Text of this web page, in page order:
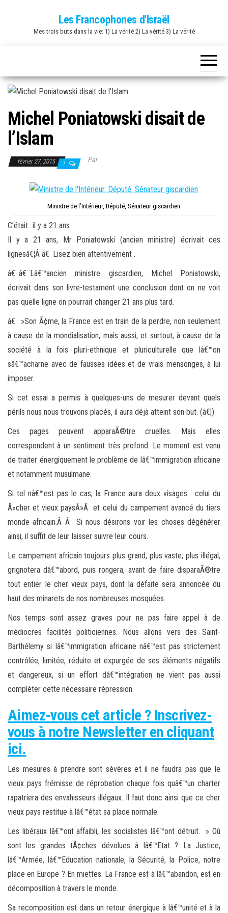
Les Francophones d'Israël
Mes trois buts dans la vie: 1) La vérité 2) La vérité 3) La vérité
Michel Poniatowski disait de
l’Islam
février 27, 2015 1 Par
Ministre de l’Intérieur, Député, Sénateur giscardien
C’était…il y a 21 ans
Il y a 21 ans, Mr Poniatowski (ancien ministre) écrivait ces
lignesâ€¦Â â€¨Lisez bien attentivement .
â€¨â€¨Lâ€™ancien ministre giscardien, Michel Poniatowski,
écrivait dans son livre-testament une conclusion dont on ne voit
pas quelle ligne on pourrait changer 21 ans plus tard.
â€¨ »Son Ã¢me, la France est en train de la perdre, non seulement
à cause de la mondialisation, mais aussi, et surtout, à cause de la
société à la fois pluri-ethnique et pluriculturelle que lâ€™on
sâ€™acharne avec de fausses idées et de vrais mensonges, à lui
imposer.
Si cet essai a permis à quelques-uns de mesurer devant quels
périls nous nous trouvons placés, il aura déjà atteint son but. (â€¦)
Ces pages peuvent apparaÃ®tre cruelles. Mais elles
correspondent à un sentiment très profond. Le moment est venu
de traiter énergiquement le problème de lâ€™immigration africaine
et notamment musulmane.
Si tel nâ€™est pas le cas, la France aura deux visages : celui du
Â«cher et vieux paysÂ»Â et celui du campement avancé du tiers
monde africain.Â Â Si nous désirons voir les choses dégénérer
ainsi, il suffit de leur laisser suivre leur cours.
Le campement africain toujours plus grand, plus vaste, plus illégal,
grignotera dâ€™abord, puis rongera, avant de faire disparaÃ®tre
tout entier le cher vieux pays, dont la défaite sera annoncée du
haut des minarets de nos nombreuses mosquées.
Nos temps sont assez graves pour ne pas faire appel à de
médiocres facilités politiciennes. Nous allons vers des Saint-
Barthélemy si lâ€™immigration africaine nâ€™est pas strictement
contrôlée, limitée, réduite et expurgée de ses éléments négatifs
et dangereux, si un effort dâ€™intégration ne vient pas aussi
compléter cette nécessaire répression.
Aimez-vous cet article ? Inscrivez-
vous à notre Newsletter en cliquant
ici.
Les mesures à prendre sont sévères et il ne faudra pas que le
vieux pays frémisse de réprobation chaque fois quâ€™un charter
rapatriera des envahisseurs illégaux. Il faut donc ainsi que ce cher
vieux pays restitue à lâ€™état sa place normale.
Les libéraux lâ€™ont affaibli, les socialistes lâ€™ont détruit. » Où
sont les grandes tÃ¢ches dévolues à lâ€™Etat ? La Justice,
lâ€™Armée, lâ€™Education nationale, la Sécurité, la Police, notre
place en Europe ? En miettes. La France est à lâ€™abandon, est en
décomposition à travers le monde.
Sa recomposition est dans un retour énergique à lâ€™unité et à la